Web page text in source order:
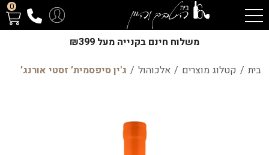
0
משלוח חינם בקנייה מעל ₪399
בית / קטלוג מוצרים / אלכוהול / ג'ין סיפסמית’ זסטי אורנג’